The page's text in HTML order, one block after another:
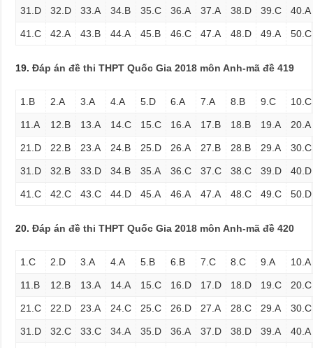
31.D 32.D 33.A 34.B 35.C 36.A 37.A 38.D 39.C 40.A
41.C 42.A 43.B 44.A 45.B 46.C 47.A 48.D 49.A 50.C
19.Đáp án đề thi THPT Quốc Gia 2018 môn Anh-mã đề 419
1.B 2.A 3.A 4.A 5.D 6.A 7.A 8.B 9.C 10.C
11.A 12.B 13.A 14.C 15.C 16.A 17.B 18.B 19.A 20.A
21.D 22.B 23.A 24.B 25.D 26.A 27.B 28.B 29.A 30.C
31.D 32.B 33.D 34.B 35.A 36.C 37.C 38.C 39.D 40.D
41.C 42.C 43.C 44.D 45.A 46.A 47.A 48.C 49.C 50.D
20.Đáp án đề thi THPT Quốc Gia 2018 môn Anh-mã đề 420
1.C 2.D 3.A 4.A 5.B 6.B 7.C 8.C 9.A 10.A
11.B 12.B 13.A 14.A 15.C 16.D 17.D 18.D 19.C 20.C
21.C 22.D 23.A 24.C 25.C 26.D 27.A 28.C 29.A 30.C
31.D 32.C 33.C 34.A 35.D 36.A 37.D 38.D 39.A 40.A